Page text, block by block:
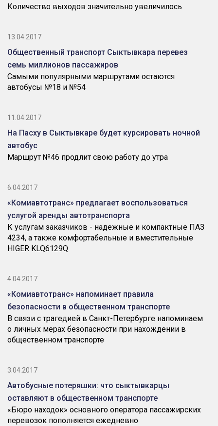
Количество выходов значительно увеличилось
13.04.2017
Общественный транспорт Сыктывкара перевез
семь миллионов пассажиров
Самыми популярными маршрутами остаются
автобусы №18 и №54
11.04.2017
На Пасху в Сыктывкаре будет курсировать ночной
автобус
Маршрут №46 продлит свою работу до утра
6.04.2017
«Комиавтотранс» предлагает воспользоваться
услугой аренды автотранспорта
К услугам заказчиков - надежные и компактные ПАЗ
4234, а также комфортабельные и вместительные
HIGER KLQ6129Q
4.04.2017
«Комиавтотранс» напоминает правила
безопасности в общественном транспорте
В связи с трагедией в Санкт-Петербурге напоминаем
о личных мерах безопасности при нахождении в
общественном транспорте
3.04.2017
Автобусные потеряшки: что сыктывкарцы
оставляют в общественном транспорте
«Бюро находок» основного оператора пассажирских
перевозок пополняется ежедневно